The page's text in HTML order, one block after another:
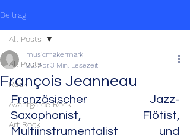
Beitrag
All Posts
Rock
Avantgarde Rock
Art Rock
All Posts
François Jeanneau
musicmakermark
20. Apr.3 Min. Lesezeit
Französischer Jazz-
Saxophonist, Flötist,
Multiinstrumentalist und